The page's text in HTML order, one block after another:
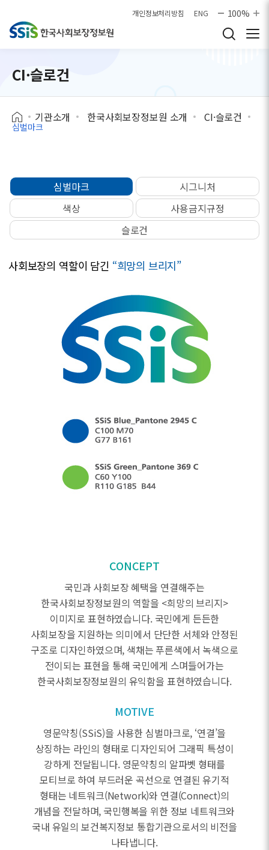
개인정보처리방침 ENG 100%
CI·슬로건
기관소개 한국사회보장정보원 소개 CI·슬로건
심벌마크
심벌마크
시그니처
색상
사용금지규정
슬로건
사회보장의 역할이 담긴 “희망의 브리지”
CONCEPT
국민과 사회보장 혜택을 연결해주는
한국사회보장정보원의 역할을 <희망의 브리지>
이미지로 표현하였습니다. 국민에게 든든한
사회보장을 지원하는 의미에서 단단한 서체와 안정된
구조로 디자인하였으며, 색채는 푸른색에서 녹색으로
전이되는 표현을 통해 국민에게 스며들어가는
한국사회보장정보원의 유익함을 표현하였습니다.
MOTIVE
영문약칭(SSiS)을 사용한 심벌마크로, ‘연결’을
상징하는 라인의 형태로 디자인되어 그래픽 특성이
강하게 전달됩니다. 영문약칭의 알파벳 형태를
모티브로 하여 부드러운 곡선으로 연결된 유기적
형태는 네트워크(Network)와 연결(Connect)의
개념을 전달하며, 국민행복을 위한 정보 네트워크와
국내 유일의 보건복지정보 통합기관으로서의 비전을
나타냅니다.